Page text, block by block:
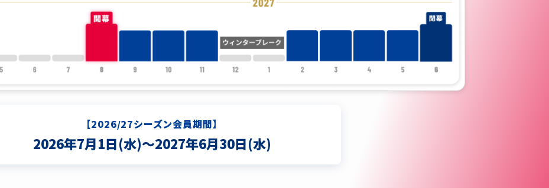
【2026/27シーズン会員期間】
2026年7月1日(水)～2027年6月30日(水)